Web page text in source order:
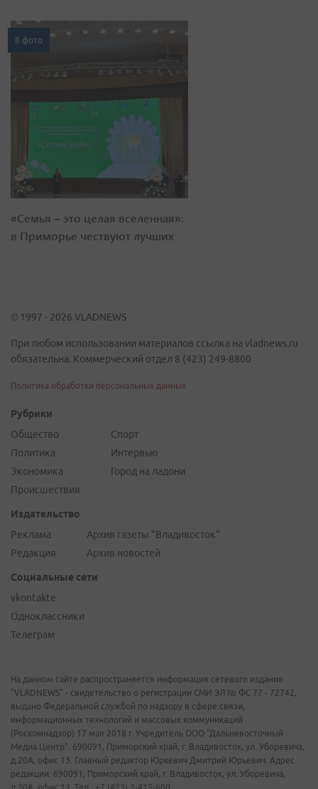
8 фото
«Семья – это целая вселенная»:
в Приморье чествуют лучших
© 1997 - 2026 VLADNEWS
При любом использовании материалов ссылка на vladnews.ru
обязательна. Коммерческий отдел 8 (423) 249-8800
Политика обработки персональных данных
Рубрики
Общество
Политика
Экономика
Происшествия
Спорт
Интервью
Город на ладони
Издательство
Реклама
Редакция
Архив газеты "Владивосток"
Архив новостей
Социальные сети
vkontakte
Одноклассники
Телеграм
На данном сайте распространяется информация сетевого издания
"VLADNEWS" - свидетельство о регистрации СМИ ЭЛ № ФС 77 - 72742,
выдано Федеральной службой по надзору в сфере связи,
информационных технологий и массовых коммуникаций
(Роскомнадзор) 17 мая 2018 г. Учредитель ООО "Дальневосточный
Медиа Центр". 690091, Приморский край, г. Владивосток, ул. Уборевича,
д.20А, офис 13. Главный редактор Юркевич Дмитрий Юрьевич. Адрес
редакции: 690091, Приморский край, г. Владивосток, ул. Уборевича,